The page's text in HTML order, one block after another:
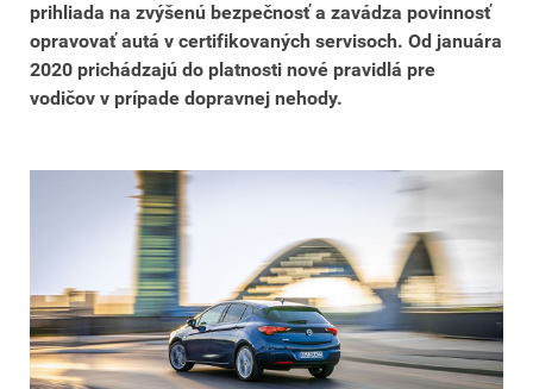
prihliada na zvýšenú bezpečnosť a zavádza povinnosť
opravovať autá v certifikovaných servisoch. Od januára
2020 prichádzajú do platnosti nové pravidlá pre
vodičov v prípade dopravnej nehody.